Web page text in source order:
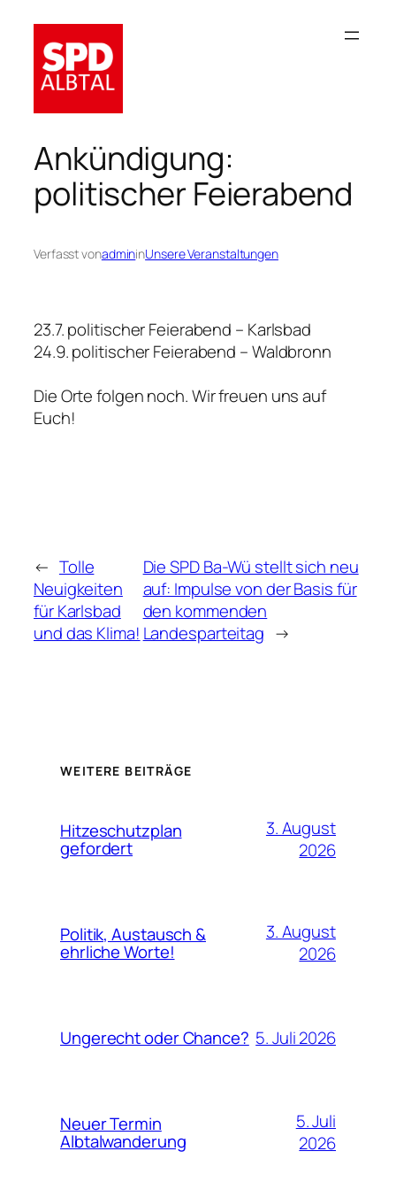
Inhalt
springen
Ankündigung:
politischer Feierabend
Verfasst vonadmininUnsere Veranstaltungen
23.7. politischer Feierabend – Karlsbad
24.9. politischer Feierabend – Waldbronn
Die Orte folgen noch. Wir freuen uns auf
Euch!
← Tolle
Neuigkeiten
für Karlsbad
und das Klima!
Die SPD Ba-Wü stellt sich neu
auf: Impulse von der Basis für
den kommenden
Landesparteitag →
WEITERE BEITRÄGE
Hitzeschutzplan
gefordert
3. August
2026
Politik, Austausch &
ehrliche Worte!
3. August
2026
Ungerecht oder Chance? 5. Juli 2026
Neuer Termin
Albtalwanderung
5. Juli
2026